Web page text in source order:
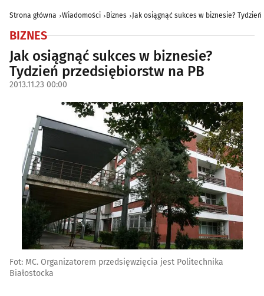
Strona główna Wiadomości Biznes Jak osiągnąć sukces w biznesie?
BIZNES
Jak osiągnąć sukces w biznesie?
Tydzień przedsiębiorstw na PB
2013.11.23 00:00
Fot: MC. Organizatorem przedsięwzięcia jest Politechnika
Białostocka